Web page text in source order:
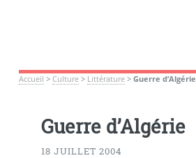
Accueil > Culture> Littérature> Guerre d’Algérie
Guerre d’Algérie
18 JUILLET 2004